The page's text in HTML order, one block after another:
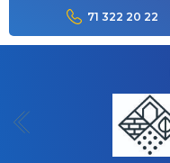
71 322 20 22